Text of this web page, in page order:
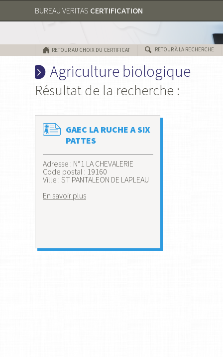
BUREAU VERITAS CERTIFICATION
RETOUR AU CHOIX DU CERTIFICAT RETOUR À LA RECHERCHE
Agriculture biologique
Résultat de la recherche :
GAEC LA RUCHE A SIX
PATTES
Adresse : N°1 LA CHEVALERIE
Code postal : 19160
Ville : ST PANTALEON DE LAPLEAU
En savoir plus